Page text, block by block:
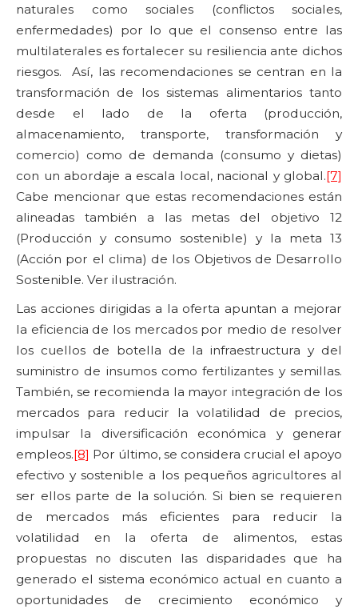
naturales como sociales (conflictos sociales,
enfermedades) por lo que el consenso entre las
multilaterales es fortalecer su resiliencia ante dichos
riesgos. Así, las recomendaciones se centran en la
transformación de los sistemas alimentarios tanto
desde el lado de la oferta (producción,
almacenamiento, transporte, transformación y
comercio) como de demanda (consumo y dietas)
con un abordaje a escala local, nacional y global.[7]
Cabe mencionar que estas recomendaciones están
alineadas también a las metas del objetivo 12
(Producción y consumo sostenible) y la meta 13
(Acción por el clima) de los Objetivos de Desarrollo
Sostenible. Ver ilustración.
Las acciones dirigidas a la oferta apuntan a mejorar
la eficiencia de los mercados por medio de resolver
los cuellos de botella de la infraestructura y del
suministro de insumos como fertilizantes y semillas.
También, se recomienda la mayor integración de los
mercados para reducir la volatilidad de precios,
impulsar la diversificación económica y generar
empleos.[8] Por último, se considera crucial el apoyo
efectivo y sostenible a los pequeños agricultores al
ser ellos parte de la solución. Si bien se requieren
de mercados más eficientes para reducir la
volatilidad en la oferta de alimentos, estas
propuestas no discuten las disparidades que ha
generado el sistema económico actual en cuanto a
oportunidades de crecimiento económico y